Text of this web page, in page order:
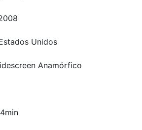
Unidos
Anamórfico